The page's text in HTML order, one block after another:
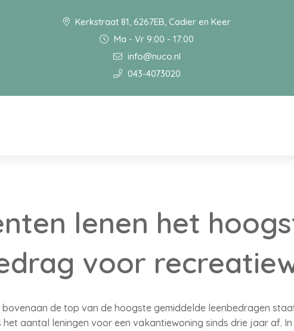
Kerkstraat 81, 6267EB, Cadier en Keer
Ma - Vr 9:00 - 17:00
info@nuco.nl
043-4073020
lenen het
voor
de top van de hoogste gemiddelde leenbedragen
aantal leningen voor een vakantiewoning sinds drie jaar af. In